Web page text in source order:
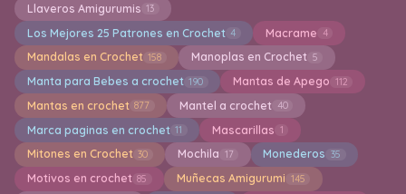
Llaveros Amigurumis 13
Los Mejores 25 Patrones en Crochet 4 Macrame 4
Mandalas en Crochet 158 Manoplas en Crochet 5
Manta para Bebes a crochet 190 Mantas de Apego 112
Mantas en crochet 877 Mantel a crochet 40
Marca paginas en crochet 11 Mascarillas 1
Mitones en Crochet 30 Mochila 17 Monederos 35
Motivos en crochet 85 Muñecas Amigurumi 145